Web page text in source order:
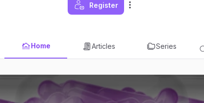
Register
Home Articles Series